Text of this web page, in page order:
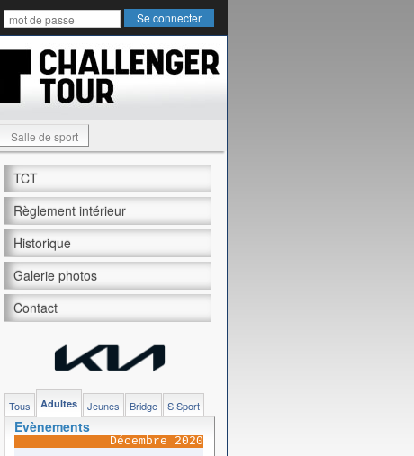
Salle de sport
TCT
Règlement intérieur
Historique
Galerie photos
Contact
Tous Adultes Jeunes Bridge S.Sport
Evènements
Décembre 2020